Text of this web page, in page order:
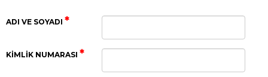
ADI VE SOYADI
KIMLIK NUMARASI